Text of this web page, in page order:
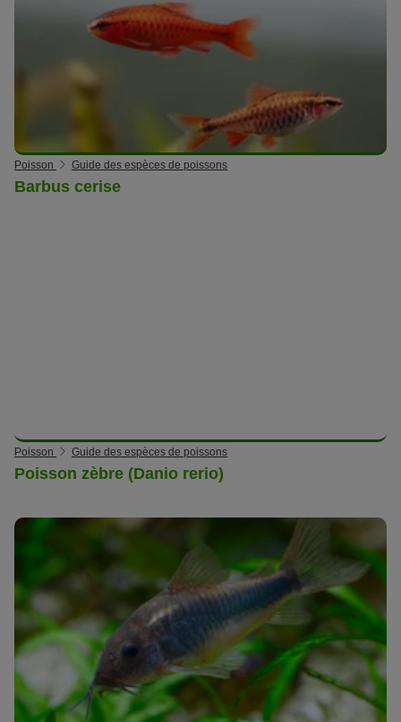
Poisson Guide des espèces de poissons
Barbus cerise
Poisson Guide des espèces de poissons
Poisson zèbre (Danio rerio)